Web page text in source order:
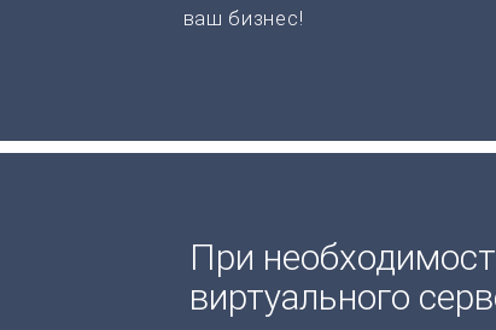
ваш бизнес!
При
виртуального